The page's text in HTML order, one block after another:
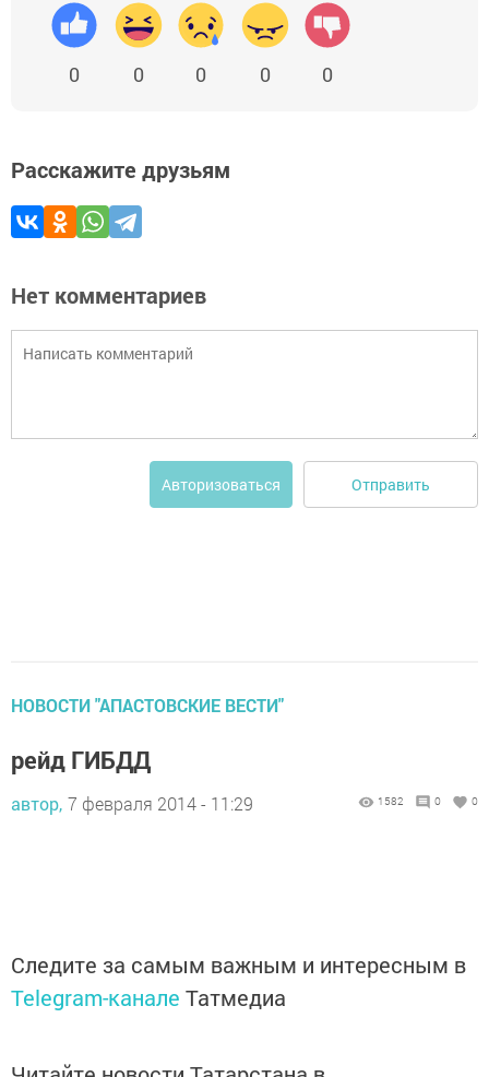
0 0 0 0 0
Расскажите друзьям
Нет комментариев
Авторизоваться Отправить
НОВОСТИ "АПАСТОВСКИЕ ВЕСТИ"
рейд ГИБДД
автор, 7 февраля 2014 - 11:29 1582 0 0
Следите за самым важным и интересным в
Telegram-канале Татмедиа